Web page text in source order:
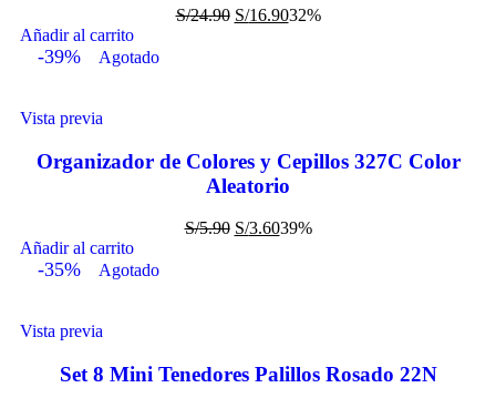
S/24.90 S/16.9032%
Añadir al carrito
-39% Agotado
Vista previa
Organizador de Colores y Cepillos 327C Color
Aleatorio
S/5.90 S/3.6039%
Añadir al carrito
-35% Agotado
Vista previa
Set 8 Mini Tenedores Palillos Rosado 22N